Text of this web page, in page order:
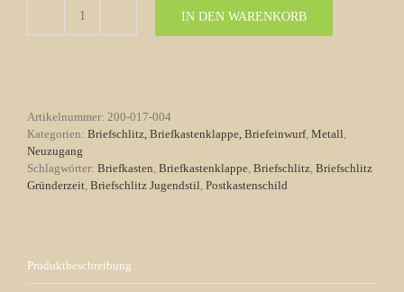
Briefschlitz
IN DEN WARENKORB
Artikelnummer: 200-017-004
Kategorien: Briefschlitz, Briefkastenklappe, Briefeinwurf, Metall,
Neuzugang
Schlagwörter: Briefkasten, Briefkastenklappe, Briefschlitz, Briefschlitz
Gründerzeit, Briefschlitz Jugendstil, Postkastenschild
Produktbeschreibung